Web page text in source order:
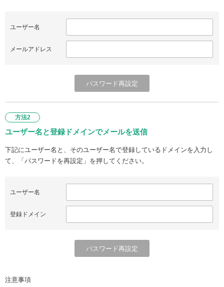
ユーザー名
メールアドレス
方法2
ユーザー名と登録ドメインでメールを送信
下記にユーザー名と、そのユーザー名で登録しているドメインを入力し
て、「パスワードを再設定」を押してください。
ユーザー名
登録ドメイン
注意事項